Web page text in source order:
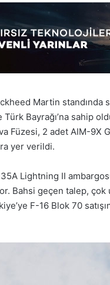
Martin standında
Türk Bayrağı’na sahip
Füzesi, 2 adet AIM-9X
yer verildi.
Lightning II
Bahsi geçen talep, çok
F-16 Blok 70